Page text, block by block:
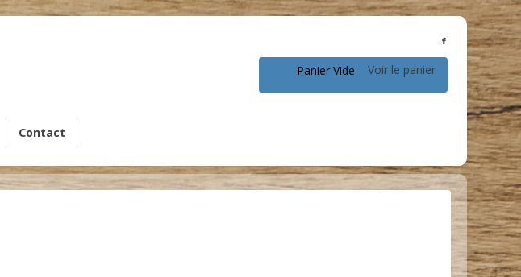
Panier Vide Voir le panier
Contact